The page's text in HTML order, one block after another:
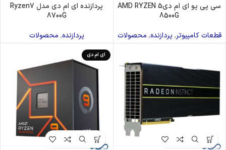
سی پی یو ای ام دیAMD RYZEN 5
8500G
قطعات کامپیوتر, پردازنده, محصولات
پردازنده ای ام دی مدل Ryzen7
8700G
پردازنده, محصولات
ای ام دی